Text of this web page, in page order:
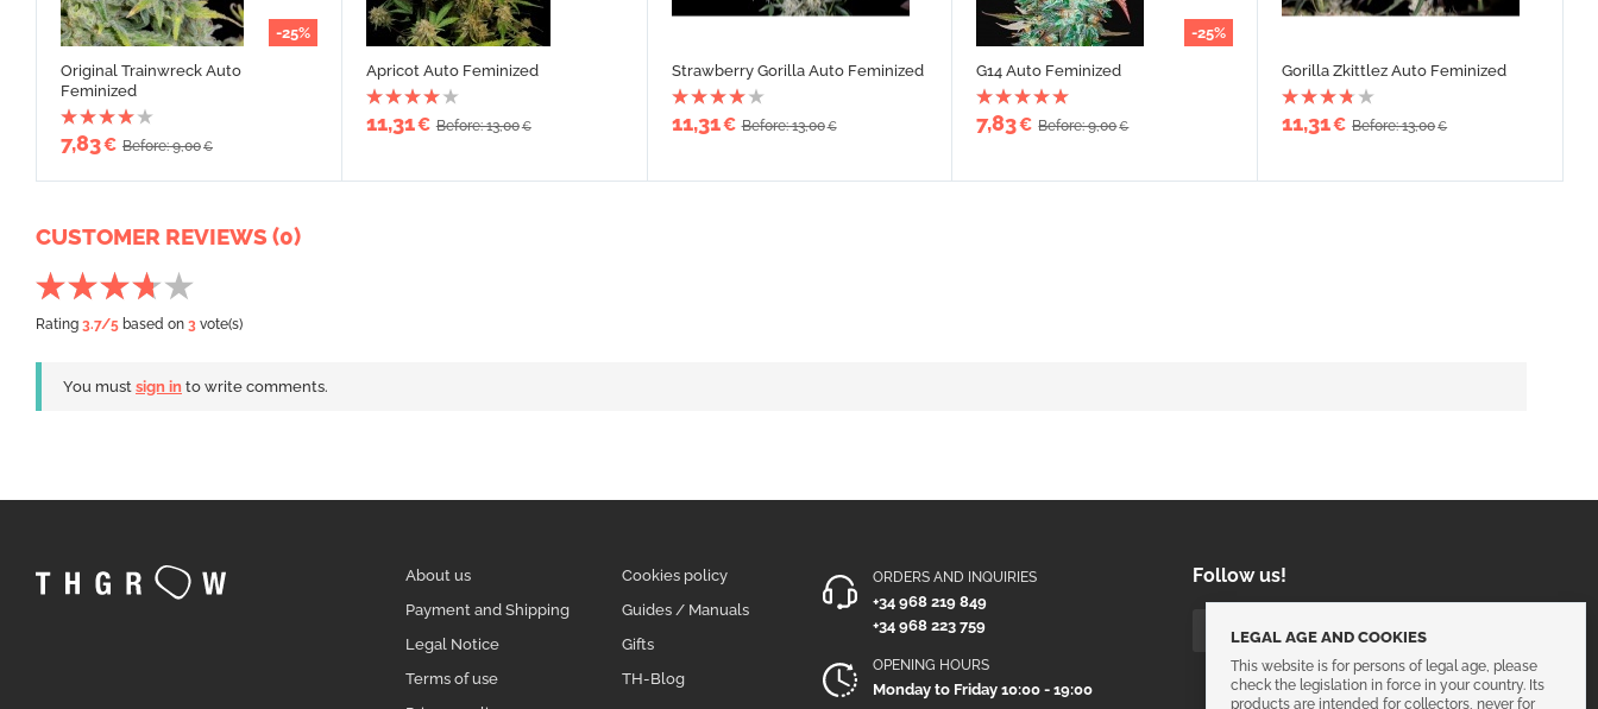
-25%
Original Trainwreck Auto
Feminized
7,83€ Before: 9,00€
Apricot Auto Feminized
11,31€ Before: 13,00€
Strawberry Gorilla Auto Feminized
11,31€ Before: 13,00€
-25%
G14 Auto Feminized
7,83€ Before: 9,00€
Gorilla Zkittlez Auto Feminized
11,31€ Before: 13,00€
CUSTOMER REVIEWS (0)
Rating 3.7/5 based on 3 vote(s)
You must sign in to write comments.
About us
Payment and Shipping
Legal Notice
Terms of use
Cookies policy
Guides / Manuals
Gifts
TH-Blog
ORDERS AND INQUIRIES
+34 968 219 849
+34 968 223 759
OPENING HOURS
Monday to Friday 10:00 - 19:00
Follow us!
LEGAL AGE AND COOKIES
This website is for persons of legal age, please
check the legislation in force in your country. Its
products are intended for collectors, never for